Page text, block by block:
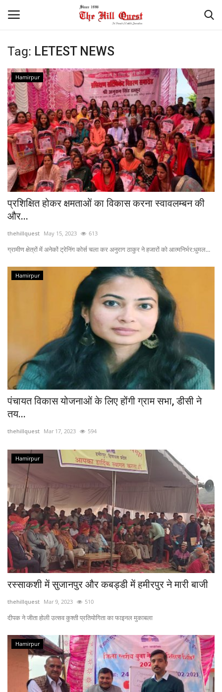
Login Register
Home
Contact
National
Himachal
Sports
Gallery
Enquiry
Tag: LETEST NEWS
Hamirpur
प्रशिक्षित होकर क्षमताओं का विकास करना स्वावलम्बन की
और...
thehillquest May 15, 2023 613
ग्रामीण क्षेत्रों में अनेकों ट्रेनिंग कोर्स चला कर अनुराग ठाकुर ने हजारों को आत्मनिर्भर:धुमल...
Hamirpur
पंचायत विकास योजनाओं के लिए होंगी ग्राम सभा, डीसी ने
तय...
thehillquest Mar 17, 2023 594
Hamirpur
रस्साकशी में सुजानपुर और कबड्डी में हमीरपुर ने मारी बाजी
thehillquest Mar 9, 2023 510
दीपक ने जीता होली उत्सव कुश्ती प्रतियोगिता का फाइनल मुकाबला
Hamirpur